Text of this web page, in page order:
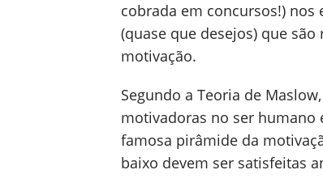
cobrada em concursos!) nos
(quase que desejos) que
motivação.
Segundo a Teoria de
motivadoras no ser humano
famosa pirâmide da
baixo devem ser satisfeitas